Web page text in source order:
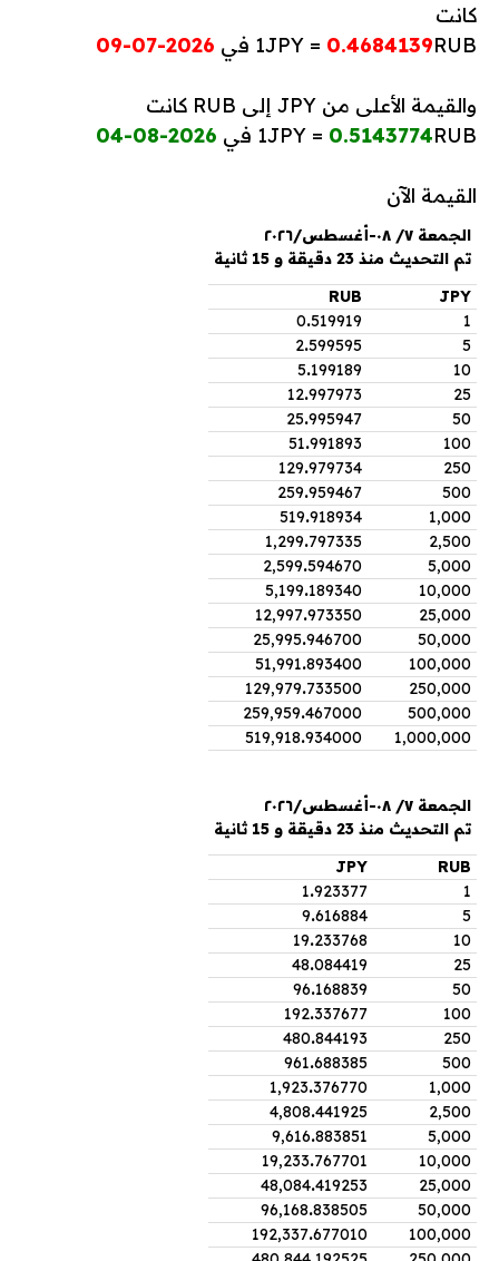
كانت
1JPY = 0.4684139RUB في 2026-07-09
والقيمة الأعلى من JPY إلى RUB كانت
1JPY = 0.5143774RUB في 2026-08-04
القيمة الآن
الجمعة ٧/ ٠٨-أغسطس/٢٠٢٦
تم التحديث منذ 23 دقيقة و 15 ثانية
JPY
RUB
1
0.519919
5
2.599595
10
5.199189
25
12.997973
50
25.995947
100
51.991893
250
129.979734
500
259.959467
1,000
519.918934
2,500
1,299.797335
5,000
2,599.594670
10,000
5,199.189340
25,000
12,997.973350
50,000
25,995.946700
100,000
51,991.893400
250,000
129,979.733500
500,000
259,959.467000
1,000,000
519,918.934000
الجمعة ٧/ ٠٨-أغسطس/٢٠٢٦
تم التحديث منذ 23 دقيقة و 15 ثانية
RUB
JPY
1
1.923377
5
9.616884
10
19.233768
25
48.084419
50
96.168839
100
192.337677
250
480.844193
500
961.688385
1,000
1,923.376770
2,500
4,808.441925
5,000
9,616.883851
10,000
19,233.767701
25,000
48,084.419253
50,000
96,168.838505
100,000
192,337.677010